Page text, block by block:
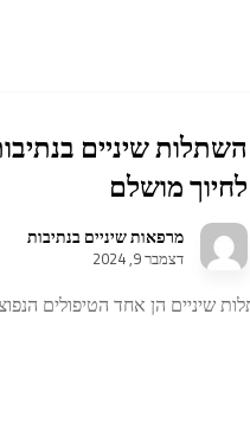
השתלות שיניים
לחיוך מושלם
מרפאות שיניים בנתיבות
דצמבר 9, 2024
שיניים הן אחד הטיפולים